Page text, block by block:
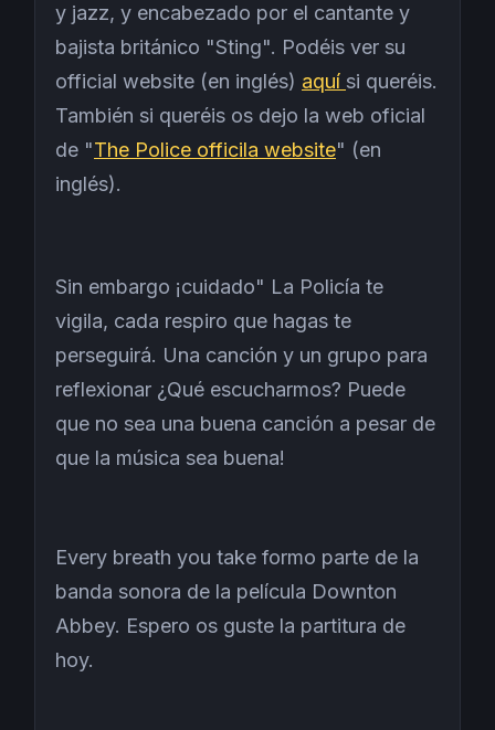
y jazz, y encabezado por el cantante y
bajista británico "Sting". Podéis ver su
official website (en inglés) aquí si queréis.
También si queréis os dejo la web oficial
de "The Police officila website" (en
inglés).
Sin embargo ¡cuidado" La Policía te
vigila, cada respiro que hagas te
perseguirá. Una canción y un grupo para
reflexionar ¿Qué escucharmos? Puede
que no sea una buena canción a pesar de
que la música sea buena!
Every breath you take formo parte de la
banda sonora de la película Downton
Abbey. Espero os guste la partitura de
hoy.